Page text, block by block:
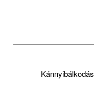
Kánnyibálkodás